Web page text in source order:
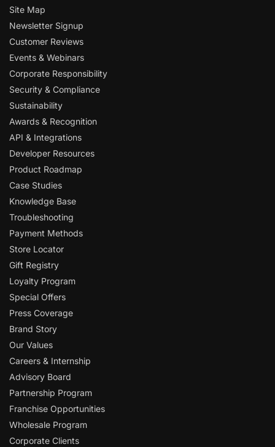
Site Map
Newsletter Signup
Customer Reviews
Events & Webinars
Corporate Responsibility
Security & Compliance
Sustainability
Awards & Recognition
API & Integrations
Developer Resources
Product Roadmap
Case Studies
Knowledge Base
Troubleshooting
Payment Methods
Store Locator
Gift Registry
Loyalty Program
Special Offers
Press Coverage
Brand Story
Our Values
Careers & Internship
Advisory Board
Partnership Program
Franchise Opportunities
Wholesale Program
Corporate Clients